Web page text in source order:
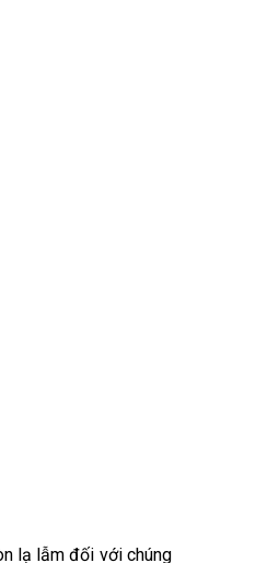
lạ lẫm đối với chúng